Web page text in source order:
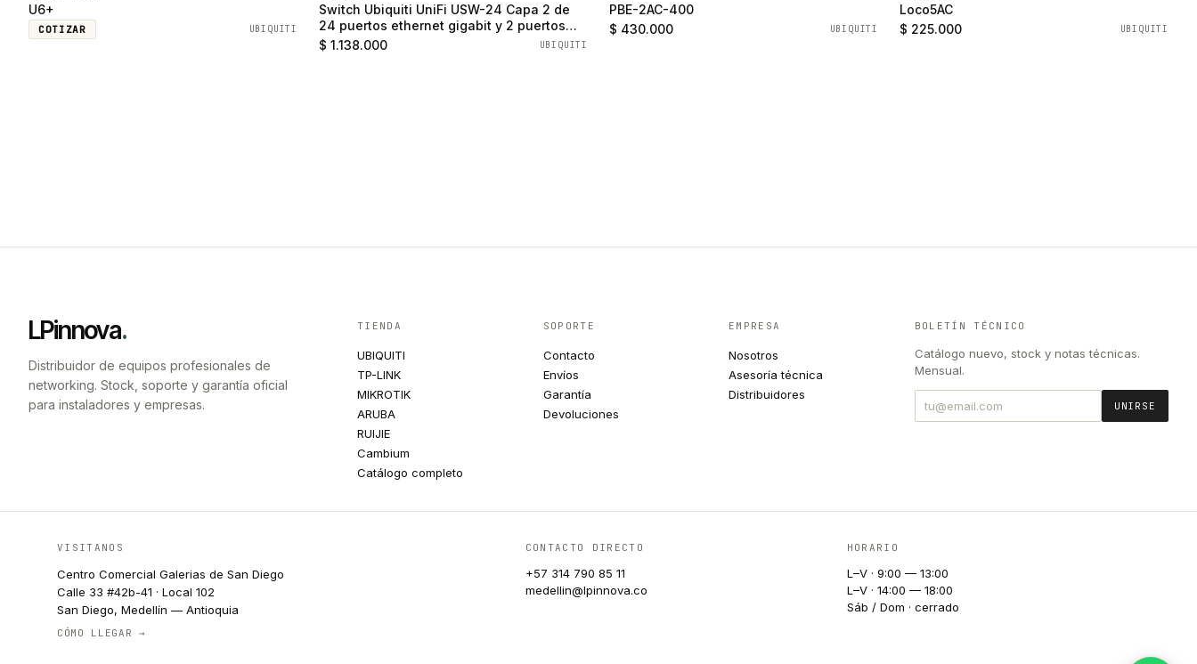
U6+
COTIZAR UBIQUITI
Switch Ubiquiti UniFi USW-24 Capa 2 de
24 puertos ethernet gigabit y 2 puertos
SFP
$ 1.138.000 UBIQUITI
PBE-2AC-400
$ 430.000
UBIQUITI
Loco5AC
$ 225.000
UBIQUITI
LPinnova.
Distribuidor de equipos profesionales de
networking. Stock, soporte y garantía oficial
para instaladores y empresas.
TIENDA
UBIQUITI
TP-LINK
MIKROTIK
ARUBA
RUIJIE
Cambium
Catálogo completo
SOPORTE
Contacto
Envíos
Garantía
Devoluciones
EMPRESA
Nosotros
Asesoría técnica
Distribuidores
BOLETÍN TÉCNICO
Catálogo nuevo, stock y notas técnicas.
Mensual.
UNIRSE
VISITANOS
Centro Comercial Galerias de San Diego
Calle 33 #42b-41 · Local 102
San Diego, Medellín — Antioquia
CÓMO LLEGAR →
CONTACTO DIRECTO
+57 314 790 85 11
medellin@lpinnova.co
HORARIO
L–V · 9:00 — 13:00
L–V · 14:00 — 18:00
Sáb / Dom · cerrado